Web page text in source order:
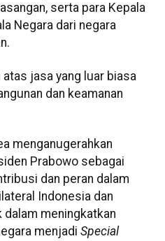
serta para Kepala
Negara dari negara
jasa yang luar biasa
dan keamanan
menganugerahkan
Prabowo sebagai
dan peran dalam
Indonesia dan
dalam meningkatkan
menjadi Special